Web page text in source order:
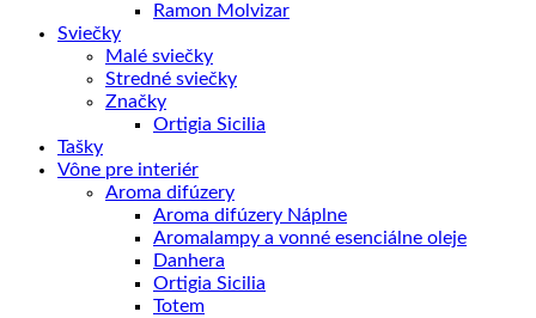
Ramon Molvizar
Sviečky
Malé sviečky
Stredné sviečky
Značky
Ortigia Sicilia
Tašky
Vône pre interiér
Aroma difúzery
Aroma difúzery Náplne
Aromalampy a vonné esenciálne oleje
Danhera
Ortigia Sicilia
Totem